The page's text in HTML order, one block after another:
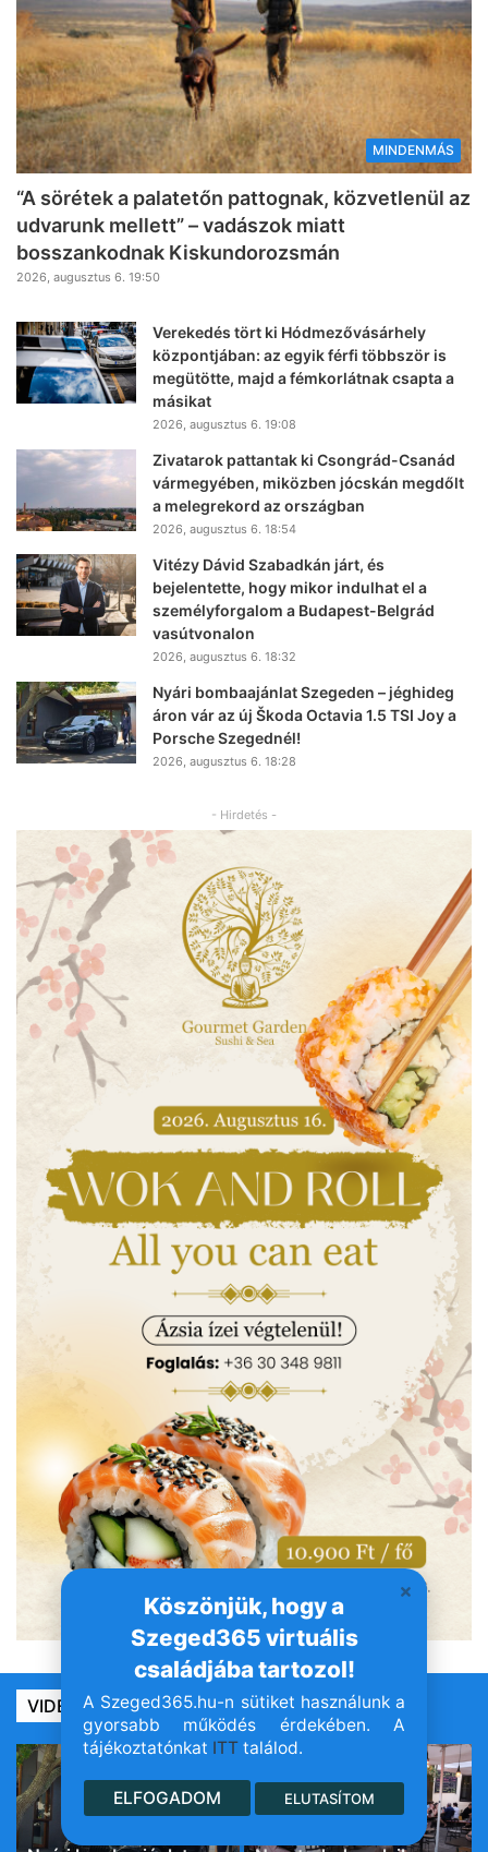
Köszönjük, hogy a
Szeged365 virtuális
családjába tartozol!
A Szeged365.hu-n sütiket használunk a
gyorsabb működés érdekében. A
tájékoztatónkat ITT találod.
ELFOGADOM ELUTASÍTOM
MINDENMÁS
“A sörétek a palatetőn pattognak, közvetlenül az
udvarunk mellett” – vadászok miatt
bosszankodnak Kiskundorozsmán
2026, augusztus 6. 19:50
Verekedés tört ki Hódmezővásárhely
központjában: az egyik férfi többször is
megütötte, majd a fémkorlátnak csapta a
másikat
2026, augusztus 6. 19:08
Zivatarok pattantak ki Csongrád-Csanád
vármegyében, miközben jócskán megdőlt
a melegrekord az országban
2026, augusztus 6. 18:54
Vitézy Dávid Szabadkán járt, és
bejelentette, hogy mikor indulhat el a
személyforgalom a Budapest-Belgrád
vasútvonalon
2026, augusztus 6. 18:32
Nyári bombaajánlat Szegeden – jéghideg
áron vár az új Škoda Octavia 1.5 TSI Joy a
Porsche Szegednél!
2026, augusztus 6. 18:28
- Hirdetés -
VIDEÓ365